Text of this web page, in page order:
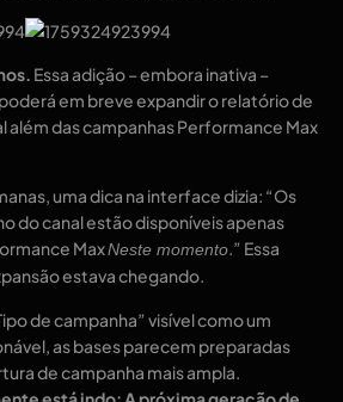
Essa adição – embora inativa –
em breve expandir o relatório de
além das campanhas Performance Max
uma dica na interface dizia: “Os
do canal estão disponíveis apenas
MaxNeste momento.” Essa
estava chegando.
de campanha” visível como um
as bases parecem preparadas
de campanha mais ampla.